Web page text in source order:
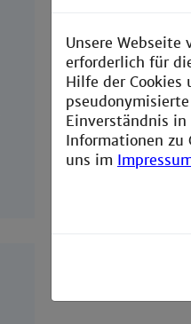
Unsere Webseite
erforderlich für
Hilfe der Cookies
Einverständnis in
Informationen zu
uns im